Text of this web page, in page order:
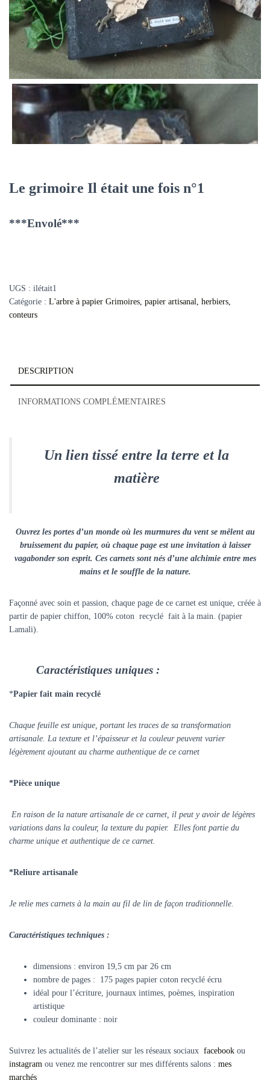
Le grimoire Il était une fois n°1
***Envolé***
UGS : ilétait1
Catégorie : L'arbre à papier Grimoires, papier artisanal, herbiers,
conteurs
DESCRIPTION
INFORMATIONS COMPLÉMENTAIRES
Un lien tissé entre la terre et la
matière
Ouvrez les portes d’un monde où les murmures du vent se mêlent au
bruissement du papier, où chaque page est une invitation à laisser
vagabonder son esprit. Ces carnets sont nés d’une alchimie entre mes
mains et le souffle de la nature.
Façonné avec soin et passion, chaque page de ce carnet est unique, créée à
partir de papier chiffon, 100% coton recyclé fait à la main. (papier
Lamali).
Caractéristiques uniques :
*Papier fait main recyclé
Chaque feuille est unique, portant les traces de sa transformation
artisanale. La texture et l’épaisseur et la couleur peuvent varier
légèrement ajoutant au charme authentique de ce carnet
*Pièce unique
En raison de la nature artisanale de ce carnet, il peut y avoir de légères
variations dans la couleur, la texture du papier. Elles font partie du
charme unique et authentique de ce carnet.
*Reliure artisanale
Je relie mes carnets à la main au fil de lin de façon traditionnelle.
Caractéristiques techniques :
dimensions : environ 19,5 cm par 26 cm
nombre de pages : 175 pages papier coton recyclé écru
idéal pour l’écriture, journaux intimes, poèmes, inspiration
artistique
couleur dominante : noir
Suivrez les actualités de l’atelier sur les réseaux sociaux facebook ou
instagram ou venez me rencontrer sur mes différents salons : mes
marchés